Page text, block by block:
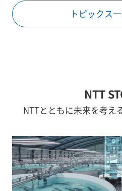
トピックス
NTT
NTTとともに未来を考え